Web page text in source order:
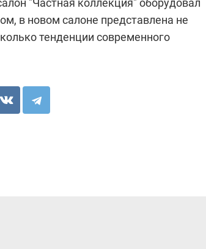
"Частная коллекция" оборудовал
в новом салоне представлена не
тенденции современного